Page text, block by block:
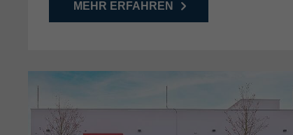
MEHR ERFAHREN